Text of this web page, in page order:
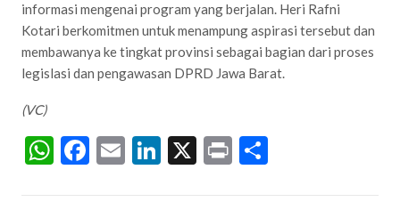
informasi mengenai program yang berjalan. Heri Rafni
Kotari berkomitmen untuk menampung aspirasi tersebut dan
membawanya ke tingkat provinsi sebagai bagian dari proses
legislasi dan pengawasan DPRD Jawa Barat.
(VC)
WhatsApp
Facebook
EmailLinkedIn
X Print